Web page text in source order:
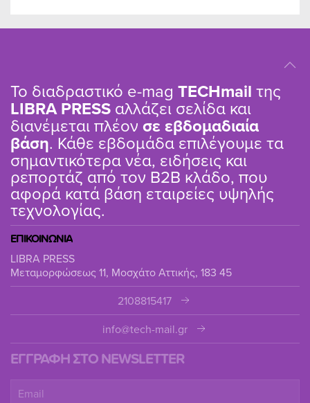
Το διαδραστικό e-mag TΕCHmail της
LIBRA PRESS αλλάζει σελίδα και
διανέμεται πλέον σε εβδομαδιαία
βάση. Κάθε εβδομάδα επιλέγουμε τα
σημαντικότερα νέα, ειδήσεις και
ρεπορτάζ από τον B2B κλάδο, που
αφορά κατά βάση εταιρείες υψηλής
τεχνολογίας.
ΕΠΙΚΟΙΝΩΝΙΑ
LIBRA PRESS
Μεταμορφώσεως 11, Μοσχάτο Αττικής, 183 45
2108815417
info@tech-mail.gr
ΕΓΓΡΑΦΗ ΣΤΟ NEWSLETTER